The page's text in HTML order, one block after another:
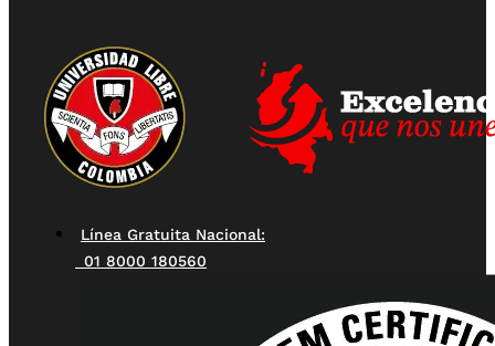
Línea Gratuita Nacional:
01 8000 180560